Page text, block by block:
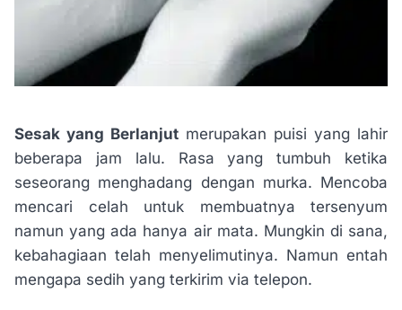
Sesak yang Berlanjut merupakan puisi yang lahir
beberapa jam lalu. Rasa yang tumbuh ketika
seseorang menghadang dengan murka. Mencoba
mencari celah untuk membuatnya tersenyum
namun yang ada hanya air mata. Mungkin di sana,
kebahagiaan telah menyelimutinya. Namun entah
mengapa sedih yang terkirim via telepon.